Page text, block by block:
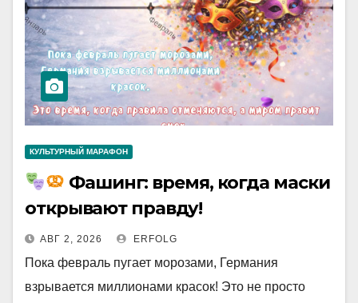
КУЛЬТУРНЫЙ МАРАФОН
Фашинг: время, когда маски
открывают правду!
АВГ 2, 2026 ERFOLG
Пока февраль пугает морозами, Германия
взрывается миллионами красок! Это не просто